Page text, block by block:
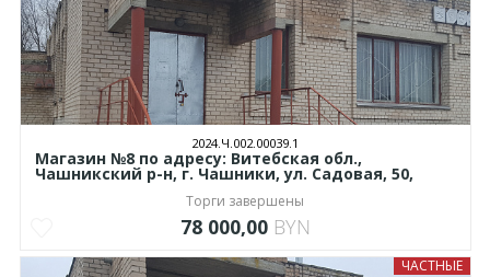
2024.Ч.002.00039.1
Магазин №8 по адресу: Витебская обл.,
Чашникский р-н, г. Чашники, ул. Садовая, 50,
Торги завершены
78 000,00 BYN
ЧАСТНЫЕ